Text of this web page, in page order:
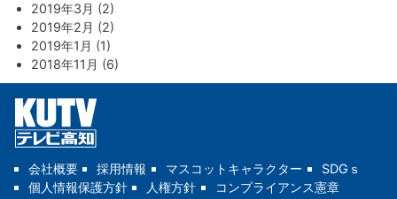
2019年3月 (2)
2019年2月 (2)
2019年1月 (1)
2018年11月 (6)
会社概要 採用情報 マスコットキャラクター
SDGｓ
個人情報保護方針
人権方針
コンプライアンス憲章